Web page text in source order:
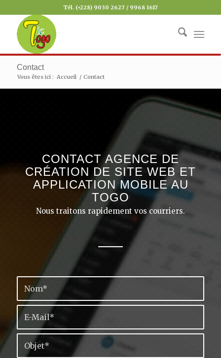
Tél. (+228) 9030 2627 / 9968 1617
Contact
Vous êtes ici : Accueil / Contact
CONTACT AGENCE DE
CRÉATION DE SITE WEB ET
APPLICATION MOBILE AU
TOGO
Nous traitons rapidement vos courriers.